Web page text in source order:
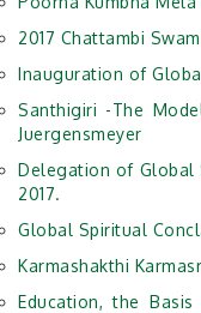
2017 Chattambi
Inauguration of
Santhigiri -The
Juergensmeyer
Delegation of Global
2017.
Global Spiritual
Karmashakthi
Education, the